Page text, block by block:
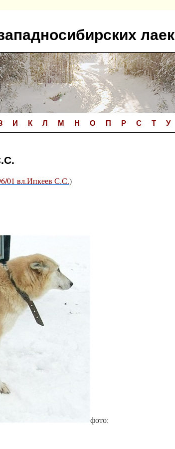
лаек
И К Л М Н О П Р С Т У
01 вл.Ипкеев С.С.)
фото: